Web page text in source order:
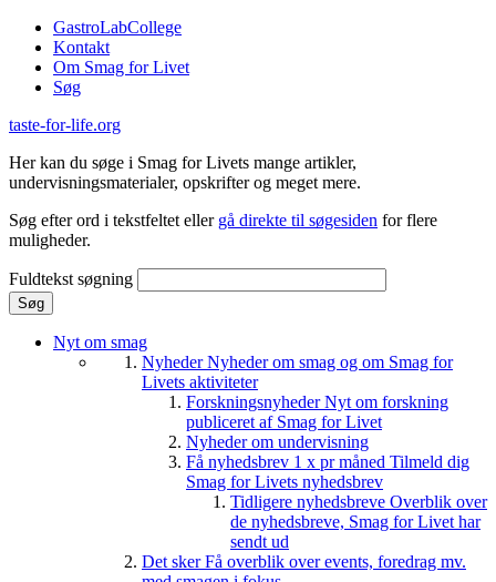
Gå til hovedindhold
GastroLabCollege
Kontakt
Om Smag for Livet
Søg
taste-for-life.org
Her kan du søge i Smag for Livets mange artikler,
undervisningsmaterialer, opskrifter og meget mere.
Søg efter ord i tekstfeltet eller gå direkte til søgesiden for flere
muligheder.
Fuldtekst søgning
Nyt om smag
NyhederNyheder om smag og om Smag for
Livets aktiviteter
ForskningsnyhederNyt om forskning
publiceret af Smag for Livet
Nyheder om undervisning
Få nyhedsbrev 1 x pr måned Tilmeld dig
Smag for Livets nyhedsbrev
Tidligere nyhedsbreve Overblik over
de nyhedsbreve, Smag for Livet har
sendt ud
Det skerFå overblik over events, foredrag mv.